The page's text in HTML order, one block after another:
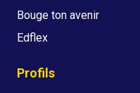
Bouge ton avenir
Edflex
Profils